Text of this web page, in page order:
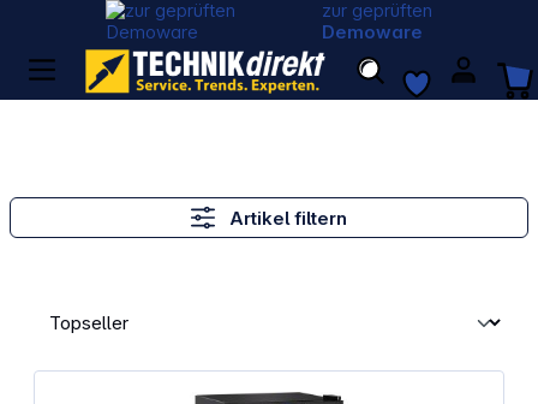
zur geprüften
Demoware
Artikel filtern